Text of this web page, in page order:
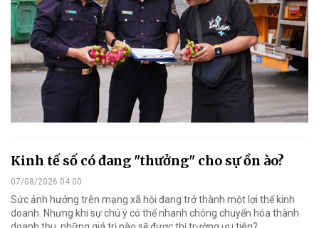
Kinh tế số có đang "thưởng" cho sự ồn ào?
07/08/2026 04:00
Sức ảnh hưởng trên mạng xã hội đang trở thành một lợi thế kinh
doanh. Nhưng khi sự chú ý có thể nhanh chóng chuyển hóa thành